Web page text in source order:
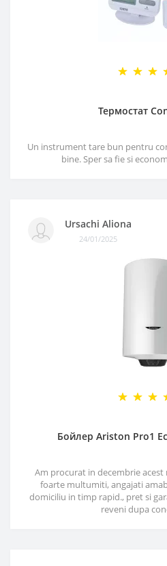
Термостат
Un instrument tare bun pentru
bine. Sper sa fie si
Ursachi Aliona
24/01/2025
Бойлер Ariston Pro1
Am procurat in decembrie
foarte multumiti, angajati
domiciliu in timp rapid., pret si
reveni dupa